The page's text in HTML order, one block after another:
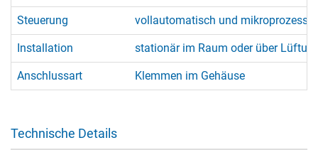
Steuerung vollautomatisch und
Installation stationär im Raum oder über
Anschlussart Klemmen im Gehäuse
Technische Details